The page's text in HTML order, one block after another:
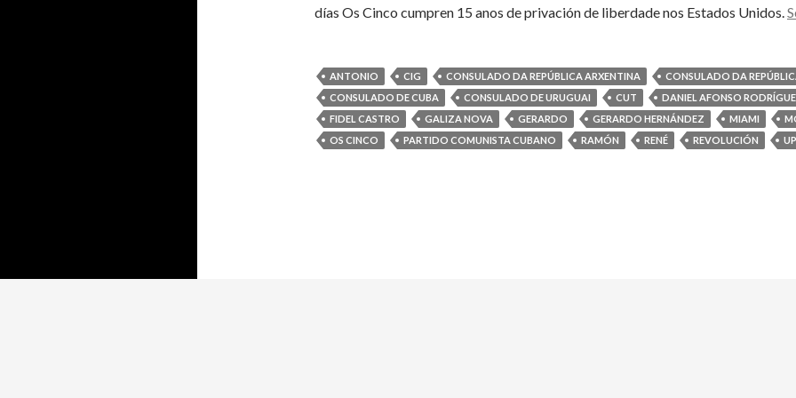
días Os Cinco cumpren 15 anos de privación de liberdade nos Estados Unidos.
ANTONIO CIG CONSULADO DA REPÚBLICA ARXENTINA
CONSULADO DA
CONSULADO DE CUBA
CONSULADO DE URUGUAI CUT DANIEL AFONSO
FIDEL CASTRO
GALIZA NOVA GERARDO GERARDO HERNÁNDEZ MIAMI
OS CINCO
PARTIDO COMUNISTA CUBANO RAMÓN RENÉ REVOLUCIÓN